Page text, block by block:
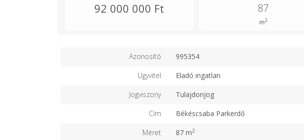
92 000 000 Ft 87
m2
Azonosító 995354
Ügyvitel Eladó ingatlan
Jogviszony Tulajdonjog
Cím Békéscsaba Parkerdő
Méret 87 m2